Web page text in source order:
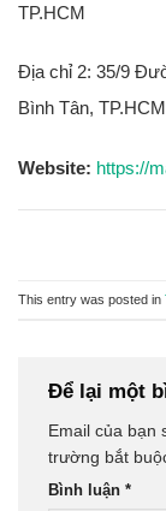
TP.HCM
Địa chỉ 2: 35/9
Bình Tân,
Website: https://
This entry was posted in
Để lại một
Email của bạn
trường bắt
Bình luận *